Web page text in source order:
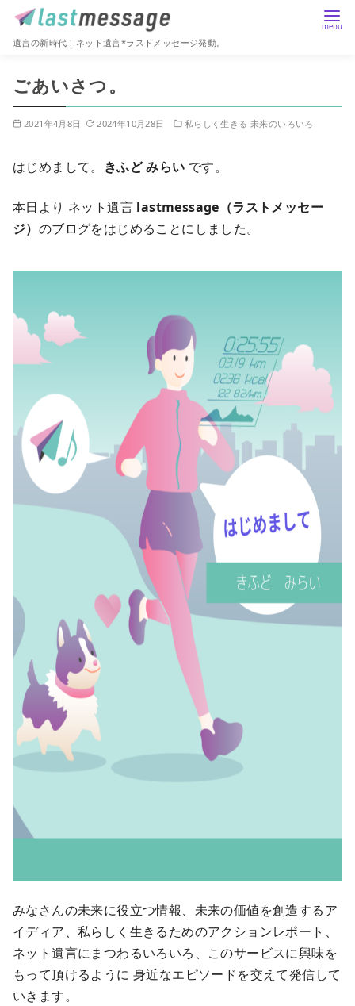
遺言の新時代！ネット遺言*ラストメッセージ発動。
ごあいさつ。
2021年4月8日 2024年10月28日 私らしく生きる 未来のいろいろ
はじめまして。 きふど みらい です。
本日より ネット遺言 lastmessage（ラストメッセー
ジ） のブログをはじめることにしました。
みなさんの未来に役立つ情報、未来の価値を創造するア
イディア、私らしく生きるためのアクションレポート、
ネット遺言にまつわるいろいろ、このサービスに興味を
もって頂けるように 身近なエピソードを交えて発信して
いきます。